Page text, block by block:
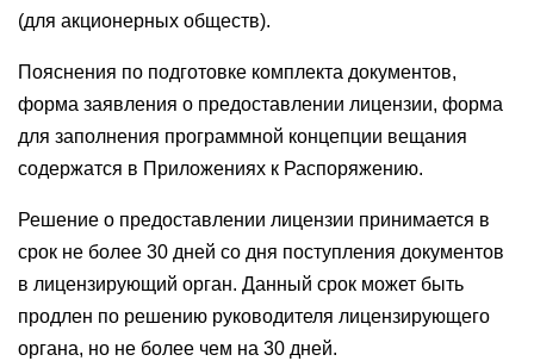
(для акционерных обществ).
Пояснения по подготовке комплекта документов,
форма заявления о предоставлении лицензии, форма
для заполнения программной концепции вещания
содержатся в Приложениях к Распоряжению.
Решение о предоставлении лицензии принимается в
срок не более 30 дней со дня поступления документов
в лицензирующий орган. Данный срок может быть
продлен по решению руководителя лицензирующего
органа, но не более чем на 30 дней.